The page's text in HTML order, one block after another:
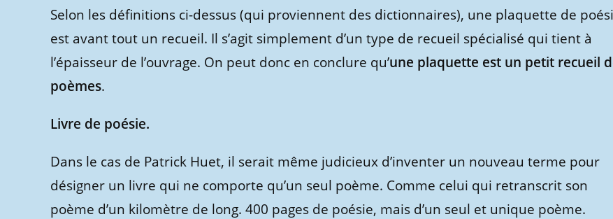
Selon les définitions ci-dessus (qui proviennent des dictionnaires), une plaquette de
est avant tout un recueil. Il s’agit simplement d’un type de recueil spécialisé qui tient à
l’épaisseur de l’ouvrage. On peut donc en conclure qu’une plaquette est un petit recueil
poèmes.
Livre de poésie.
Dans le cas de Patrick Huet, il serait même judicieux d’inventer un nouveau terme pour
désigner un livre qui ne comporte qu’un seul poème. Comme celui qui retranscrit son
poème d’un kilomètre de long. 400 pages de poésie, mais d’un seul et unique poème.